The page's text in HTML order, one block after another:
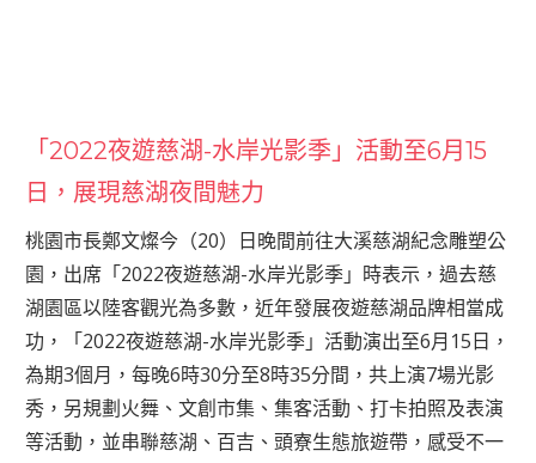
「2022夜遊慈湖-水岸光影季」活動至6月15
日，展現慈湖夜間魅力
桃園市長鄭文燦今（20）日晚間前往大溪慈湖紀念雕塑公
園，出席「2022夜遊慈湖-水岸光影季」時表示，過去慈
湖園區以陸客觀光為多數，近年發展夜遊慈湖品牌相當成
功，「2022夜遊慈湖-水岸光影季」活動演出至6月15日，
為期3個月，每晚6時30分至8時35分間，共上演7場光影
秀，另規劃火舞、文創市集、集客活動、打卡拍照及表演
等活動，並串聯慈湖、百吉、頭寮生態旅遊帶，感受不一